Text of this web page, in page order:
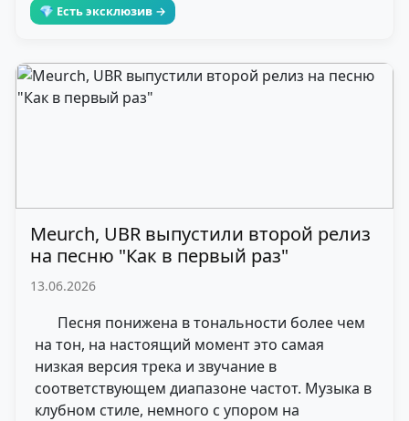
💎 Есть эксклюзив →
Meurch, UBR выпустили второй релиз
на песню "Как в первый раз"
13.06.2026
Песня понижена в тональности более чем
на тон, на настоящий момент это самая
низкая версия трека и звучание в
соответствующем диапазоне частот. Музыка в
клубном стиле, немного с упором на